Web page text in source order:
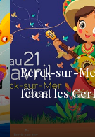
Berck-sur-
fêtent les
Plus qu’un
cerf-volant est